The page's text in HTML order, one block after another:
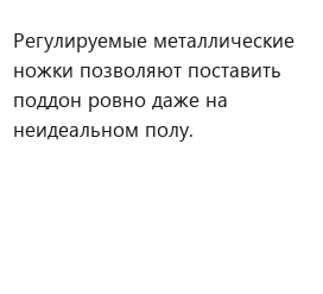
Регулируемые металлические
ножки позволяют поставить
поддон ровно даже на
неидеальном полу.